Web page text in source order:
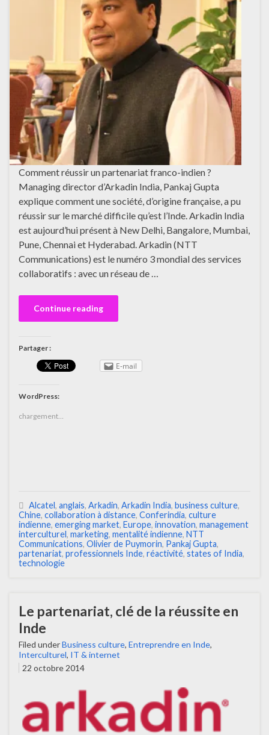
Comment réussir un partenariat franco-indien ?
Managing director d’Arkadin India, Pankaj Gupta
explique comment une société, d’origine française, a pu
réussir sur le marché difficile qu’est l’Inde. Arkadin India
est aujourd’hui présent à New Delhi, Bangalore, Mumbai,
Pune, Chennai et Hyderabad. Arkadin (NTT
Communications) est le numéro 3 mondial des services
collaboratifs : avec un réseau de …
Continue reading
Partager :
E-mail
WordPress:
chargement…
Alcatel, anglais, Arkadin, Arkadin India, business culture,
Chine, collaboration à distance, Conferindia, culture
indienne, emerging market, Europe, innovation, management
interculturel, marketing, mentalité indienne, NTT
Communications, Olivier de Puymorin, Pankaj Gupta,
partenariat, professionnels Inde, réactivité, states of India,
technologie
Le partenariat, clé de la réussite en
Inde
Filed underBusiness culture, Entreprendre en Inde,
Interculturel, IT & internet
22 octobre 2014